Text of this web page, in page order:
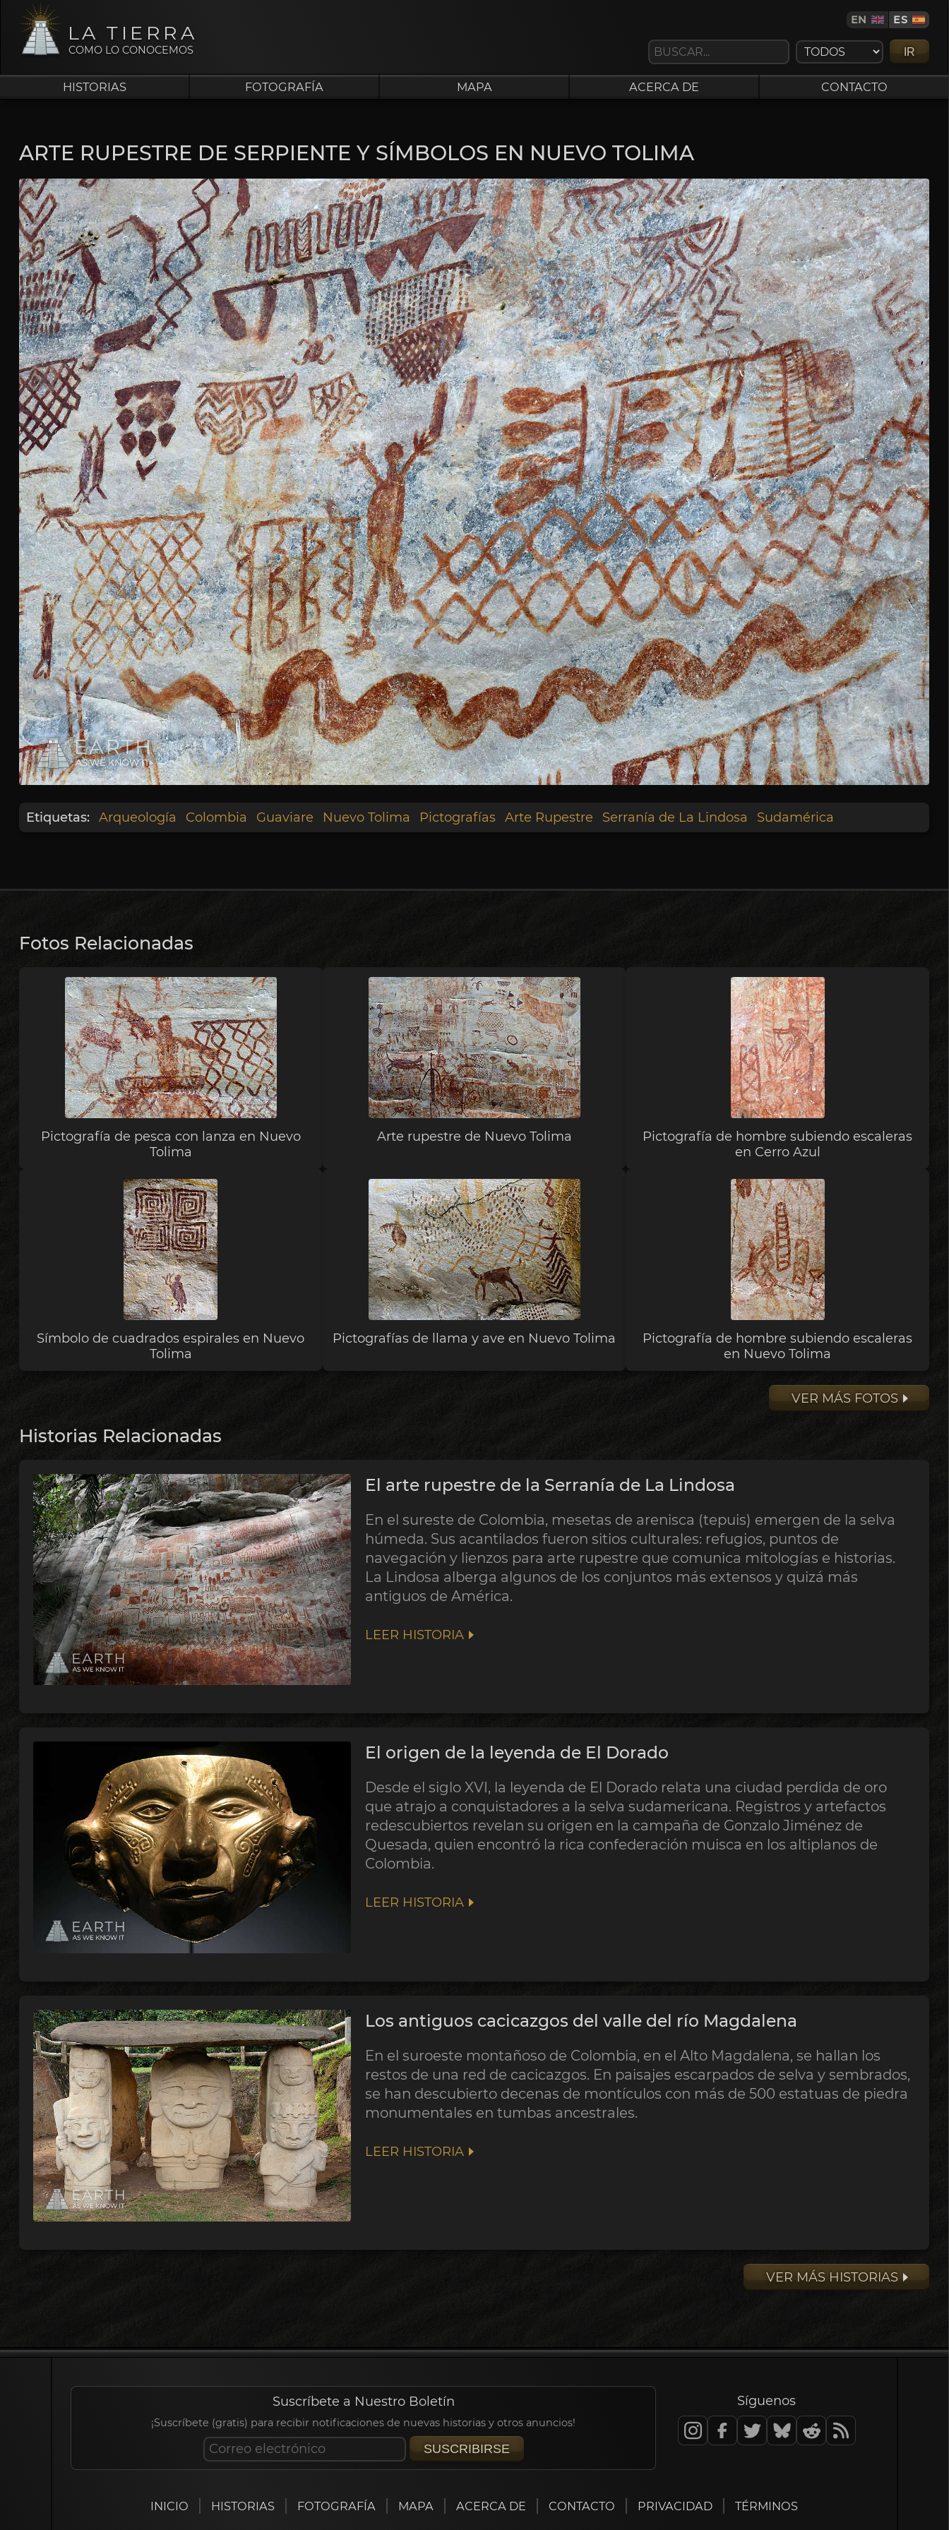
LA TIERRA
COMO LO CONOCEMOS IR
HISTORIAS FOTOGRAFÍA MAPA ACERCA DE CONTACTO
EN ES
ARTE RUPESTRE DE SERPIENTE Y SÍMBOLOS EN NUEVO TOLIMA
Etiquetas: Arqueología Colombia Guaviare Nuevo Tolima Pictografías Arte Rupestre Serranía de La Lindosa Sudamérica
Fotos Relacionadas
Pictografía de pesca con lanza en Nuevo
Tolima
Arte rupestre de Nuevo Tolima
Pictografía de hombre subiendo escaleras
en Cerro Azul
Símbolo de cuadrados espirales en Nuevo
Tolima
Pictografías de llama y ave en Nuevo Tolima
Pictografía de hombre subiendo escaleras
en Nuevo Tolima
VER MÁS FOTOS
Historias Relacionadas
El arte rupestre de la Serranía de La Lindosa
En el sureste de Colombia, mesetas de arenisca (tepuis) emergen de la selva
húmeda. Sus acantilados fueron sitios culturales: refugios, puntos de
navegación y lienzos para arte rupestre que comunica mitologías e historias.
La Lindosa alberga algunos de los conjuntos más extensos y quizá más
antiguos de América.
LEER HISTORIA
El origen de la leyenda de El Dorado
Desde el siglo XVI, la leyenda de El Dorado relata una ciudad perdida de oro
que atrajo a conquistadores a la selva sudamericana. Registros y artefactos
redescubiertos revelan su origen en la campaña de Gonzalo Jiménez de
Quesada, quien encontró la rica confederación muisca en los altiplanos de
Colombia.
LEER HISTORIA
Los antiguos cacicazgos del valle del río Magdalena
En el suroeste montañoso de Colombia, en el Alto Magdalena, se hallan los
restos de una red de cacicazgos. En paisajes escarpados de selva y sembrados,
se han descubierto decenas de montículos con más de 500 estatuas de piedra
monumentales en tumbas ancestrales.
LEER HISTORIA
VER MÁS HISTORIAS
Suscríbete a Nuestro Boletín
¡Suscríbete (gratis) para recibir notificaciones de nuevas historias y otros anuncios!
SUSCRIBIRSE
Síguenos
INICIO HISTORIAS FOTOGRAFÍA MAPA ACERCA DE CONTACTO PRIVACIDAD TÉRMINOS